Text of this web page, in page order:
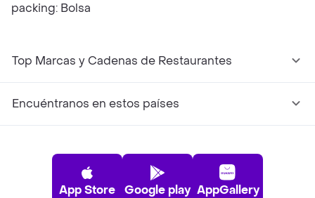
packing: Bolsa
Top Marcas y Cadenas de Restaurantes
Encuéntranos en estos países
App Store Google play AppGallery